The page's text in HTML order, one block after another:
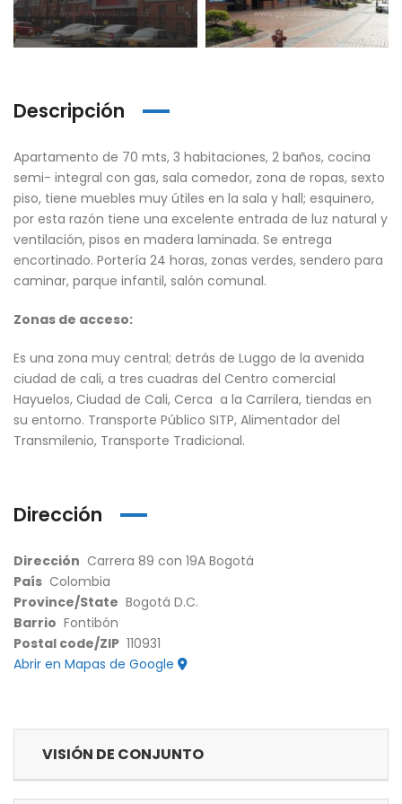
Descripción
Apartamento de 70 mts, 3 habitaciones, 2 baños, cocina
semi- integral con gas, sala comedor, zona de ropas, sexto
piso, tiene muebles muy útiles en la sala y hall; esquinero,
por esta razón tiene una excelente entrada de luz natural y
ventilación, pisos en madera laminada. Se entrega
encortinado. Portería 24 horas, zonas verdes, sendero para
caminar, parque infantil, salón comunal.
Zonas de acceso:
Es una zona muy central; detrás de Luggo de la avenida
ciudad de cali, a tres cuadras del Centro comercial
Hayuelos, Ciudad de Cali, Cerca a la Carrilera, tiendas en
su entorno. Transporte Público SITP, Alimentador del
Transmilenio, Transporte Tradicional.
Dirección
Dirección Carrera 89 con 19A Bogotá
País Colombia
Province/State Bogotá D.C.
Barrio Fontibón
Postal code/ZIP 110931
Abrir en Mapas de Google
VISIÓN DE CONJUNTO